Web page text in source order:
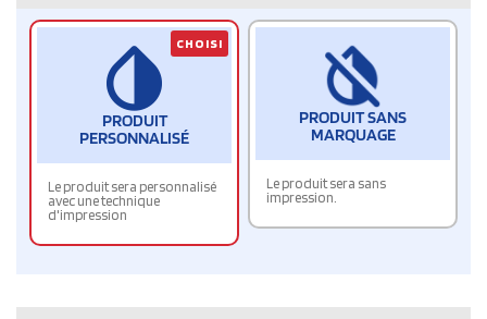
PRODUIT
PERSONNALISÉ
Le produit sera personnalisé
avec une technique
d'impression
CHOISI
PRODUIT SANS
MARQUAGE
Le produit sera sans
impression.